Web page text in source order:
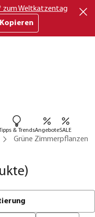
zum Weltkatzentag
Kopieren
& TrendsAngeboteSALE
Grüne Zimmerpflanzen